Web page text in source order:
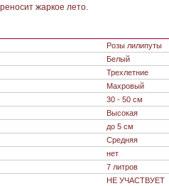
жаркое лето.
Розы лилипуты
Белый
Трехлетние
Махровый
30 - 50 см
Высокая
до 5 см
Средняя
нет
7 литров
НЕ УЧАСТВУЕТ